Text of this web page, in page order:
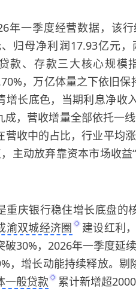
年一季度经营数据，该
归母净利润17.93亿元
款、存款三大核心规模
，万亿体量之下依旧
增长底色，当期利息净收
成，营收增量全部依托一
营收中的占比，行业平均
主动放弃靠资本市场收
重庆银行稳住增长底盘的
渝双城经济圈
建设红利
破30%，2026年一季度延
，增长动能持续释放。
一般贷款
累计新增超